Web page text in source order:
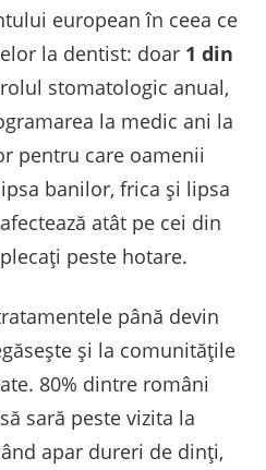
european în ceea ce
la dentist: doar 1 din
stomatologic anual,
la medic ani la
pentru care oamenii
banilor, frica și lipsa
atât pe cei din
peste hotare.
până devin
și la comunitățile
80% dintre români
sară peste vizita la
apar dureri de dinți,